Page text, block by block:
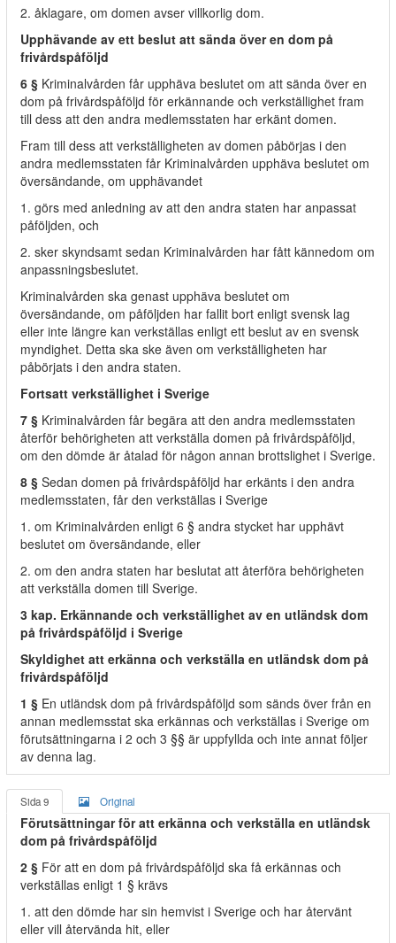
2. åklagare, om domen avser villkorlig dom.
Upphävande av ett beslut att sända över en dom på
frivårdspåföljd
6 § Kriminalvården får upphäva beslutet om att sända över en
dom på frivårdspåföljd för erkännande och verkställighet fram
till dess att den andra medlemsstaten har erkänt domen.
Fram till dess att verkställigheten av domen påbörjas i den
andra medlemsstaten får Kriminalvården upphäva beslutet om
översändande, om upphävandet
1. görs med anledning av att den andra staten har anpassat
påföljden, och
2. sker skyndsamt sedan Kriminalvården har fått kännedom om
anpassningsbeslutet.
Kriminalvården ska genast upphäva beslutet om
översändande, om påföljden har fallit bort enligt svensk lag
eller inte längre kan verkställas enligt ett beslut av en svensk
myndighet. Detta ska ske även om verkställigheten har
påbörjats i den andra staten.
Fortsatt verkställighet i Sverige
7 § Kriminalvården får begära att den andra medlemsstaten
återför behörigheten att verkställa domen på frivårdspåföljd,
om den dömde är åtalad för någon annan brottslighet i Sverige.
8 § Sedan domen på frivårdspåföljd har erkänts i den andra
medlemsstaten, får den verkställas i Sverige
1. om Kriminalvården enligt 6 § andra stycket har upphävt
beslutet om översändande, eller
2. om den andra staten har beslutat att återföra behörigheten
att verkställa domen till Sverige.
3 kap. Erkännande och verkställighet av en utländsk dom
på frivårdspåföljd i Sverige
Skyldighet att erkänna och verkställa en utländsk dom på
frivårdspåföljd
1 § En utländsk dom på frivårdspåföljd som sänds över från en
annan medlemsstat ska erkännas och verkställas i Sverige om
förutsättningarna i 2 och 3 §§ är uppfyllda och inte annat följer
av denna lag.
Sida 9 Original
Förutsättningar för att erkänna och verkställa en utländsk
dom på frivårdspåföljd
2 § För att en dom på frivårdspåföljd ska få erkännas och
verkställas enligt 1 § krävs
1. att den dömde har sin hemvist i Sverige och har återvänt
eller vill återvända hit, eller